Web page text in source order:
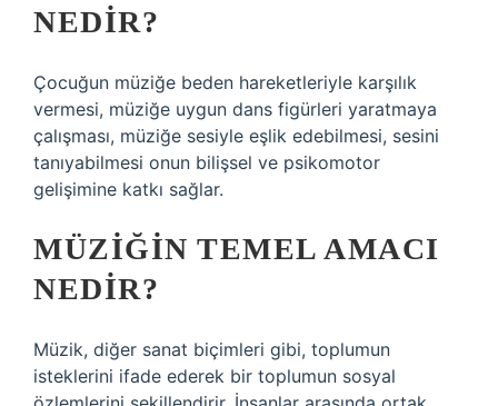
NEDIR?
Çocuğun müziğe beden hareketleriyle karşılık
vermesi, müziğe uygun dans figürleri yaratmaya
çalışması, müziğe sesiyle eşlik edebilmesi, sesini
tanıyabilmesi onun bilişsel ve psikomotor
gelişimine katkı sağlar.
MÜZIĞIN TEMEL AMACI
NEDIR?
Müzik, diğer sanat biçimleri gibi, toplumun
isteklerini ifade ederek bir toplumun sosyal